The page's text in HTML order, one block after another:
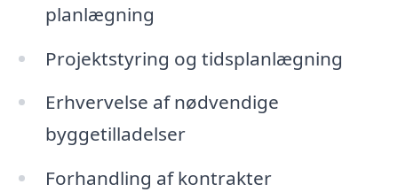
planlægning
Projektstyring og tidsplanlægning
Erhvervelse af nødvendige
byggetilladelser
Forhandling af kontrakter